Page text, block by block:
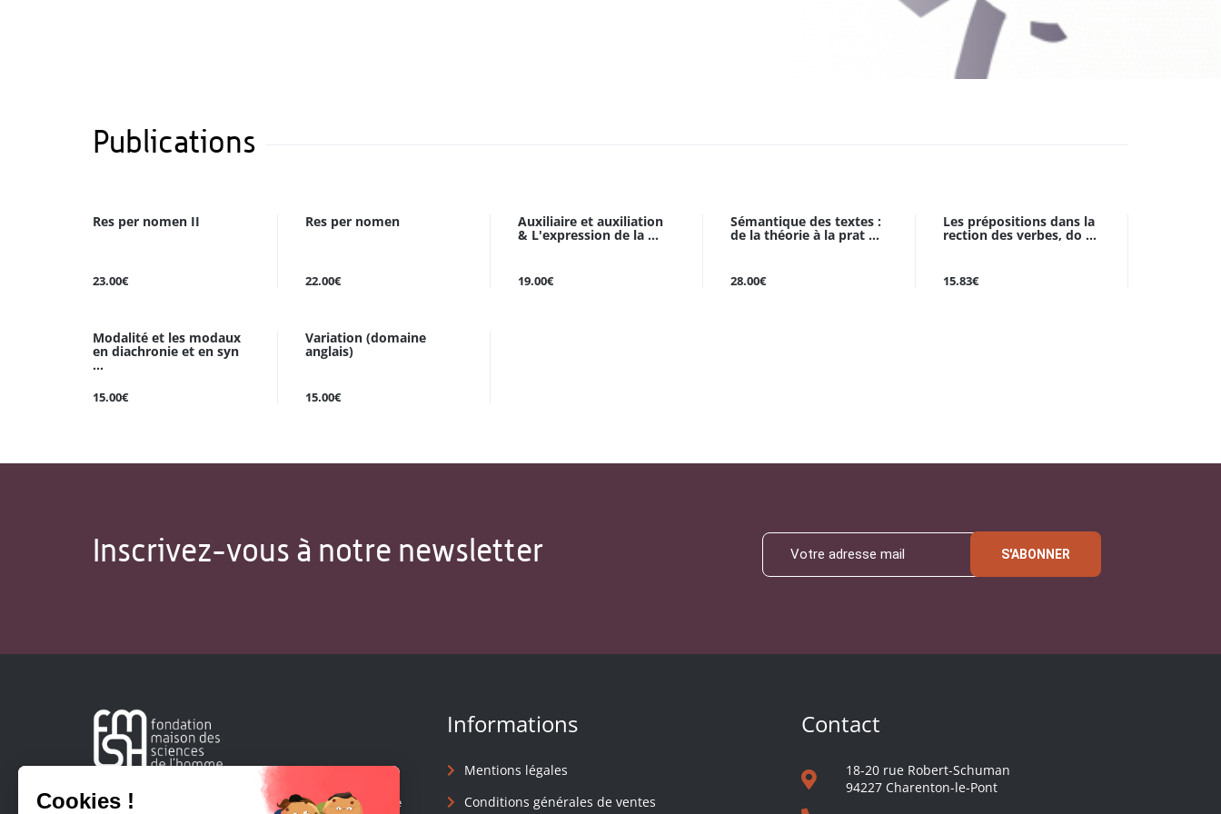
Publications
Res per nomen II
23.00€
Res per nomen
22.00€
Auxiliaire et auxiliation
& L'expression de la ...
19.00€
Sémantique des textes :
de la théorie à la prat ...
28.00€
Les prépositions dans la
rection des verbes, do ...
15.83€
Modalité et les modaux
en diachronie et en syn
...
15.00€
Variation (domaine
anglais)
15.00€
Inscrivez-vous à notre newsletter S'ABONNER
Créée en 1963, la Fondation Maison Sciences de l'Homme
Informations
Mentions légales
Conditions générales de ventes
Contact
18-20 rue Robert-Schuman
94227 Charenton-le-Pont